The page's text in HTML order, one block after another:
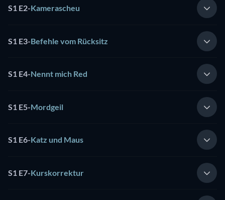
S1 E2-Kamerascheu
S1 E3-Befehle vom Rücksitz
S1 E4-Nennt mich Red
S1 E5-Mordgeil
S1 E6-Katz und Maus
S1 E7-Kurskorrektur